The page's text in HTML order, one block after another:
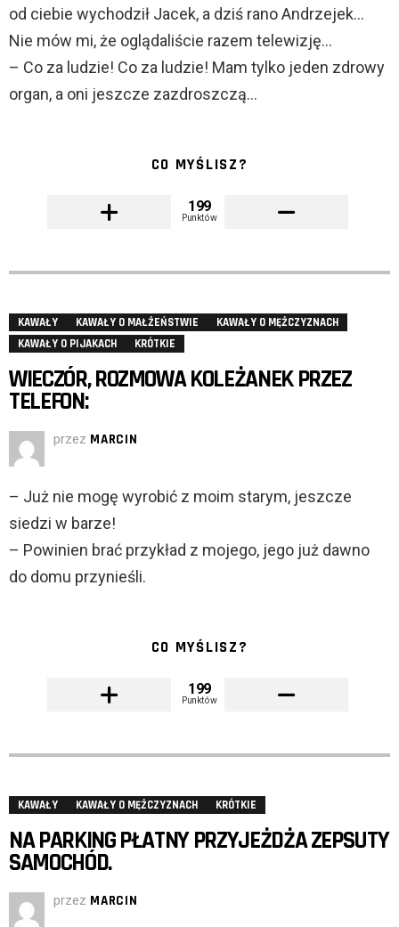
od ciebie wychodził Jacek, a dziś rano Andrzejek…
Nie mów mi, że oglądaliście razem telewizję…
– Co za ludzie! Co za ludzie! Mam tylko jeden zdrowy
organ, a oni jeszcze zazdroszczą…
CO MYŚLISZ?
199
Punktów
KAWAŁY KAWAŁY O MAŁŻEŃSTWIE
KAWAŁY O MĘŻCZYZNACH
KAWAŁY O PIJAKACH
KRÓTKIE
WIECZÓR, ROZMOWA KOLEŻANEK PRZEZ
TELEFON:
przez MARCIN
– Już nie mogę wyrobić z moim starym, jeszcze
siedzi w barze!
– Powinien brać przykład z mojego, jego już dawno
do domu przynieśli.
CO MYŚLISZ?
199
Punktów
KAWAŁY KAWAŁY O MĘŻCZYZNACH KRÓTKIE
NA PARKING PŁATNY PRZYJEŻDŻA ZEPSUTY
SAMOCHÓD.
przez MARCIN